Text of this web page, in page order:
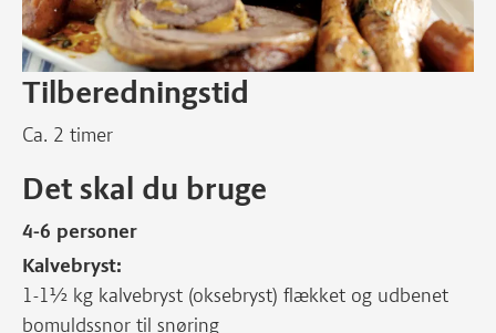
Tilberedningstid
Ca. 2 timer
Det skal du bruge
4-6 personer
Kalvebryst:
1-1½ kg kalvebryst (oksebryst) flækket og udbenet
bomuldssnor til snøring